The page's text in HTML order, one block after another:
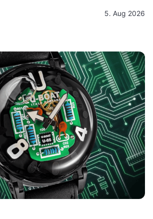
5. Aug 2026